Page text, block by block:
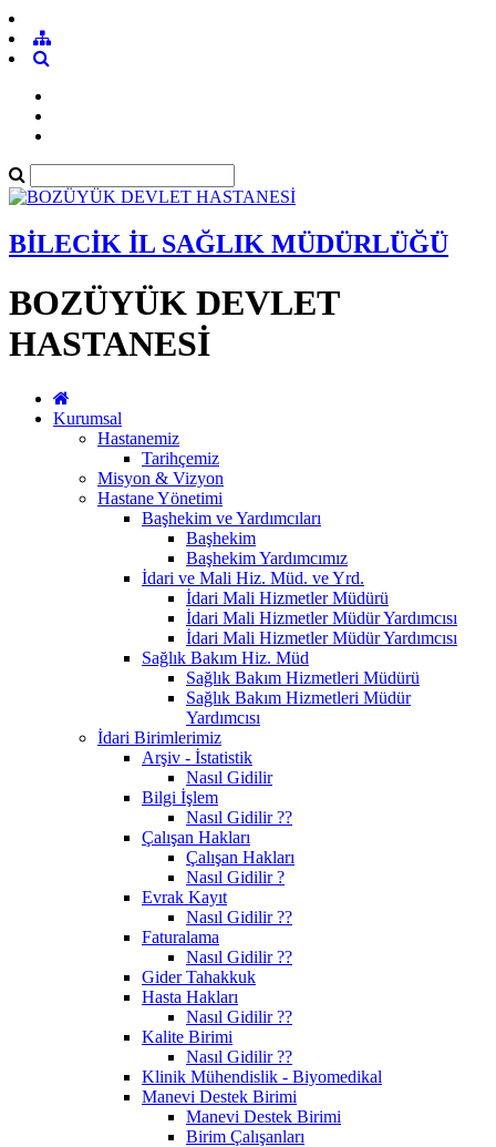
BİLECİK İL SAĞLIK MÜDÜRLÜĞÜ
BOZÜYÜK DEVLET
HASTANESİ
Kurumsal
Hastanemiz
Tarihçemiz
Misyon & Vizyon
Hastane Yönetimi
Başhekim ve Yardımcıları
Başhekim
Başhekim Yardımcımız
İdari ve Mali Hiz. Müd. ve Yrd.
İdari Mali Hizmetler Müdürü
İdari Mali Hizmetler Müdür Yardımcısı
İdari Mali Hizmetler Müdür Yardımcısı
Sağlık Bakım Hiz. Müd
Sağlık Bakım Hizmetleri Müdürü
Sağlık Bakım Hizmetleri Müdür
Yardımcısı
İdari Birimlerimiz
Arşiv - İstatistik
Nasıl Gidilir
Bilgi İşlem
Nasıl Gidilir ??
Çalışan Hakları
Çalışan Hakları
Nasıl Gidilir ?
Evrak Kayıt
Nasıl Gidilir ??
Faturalama
Nasıl Gidilir ??
Gider Tahakkuk
Hasta Hakları
Nasıl Gidilir ??
Kalite Birimi
Nasıl Gidilir ??
Klinik Mühendislik - Biyomedikal
Manevi Destek Birimi
Manevi Destek Birimi
Birim Çalışanları